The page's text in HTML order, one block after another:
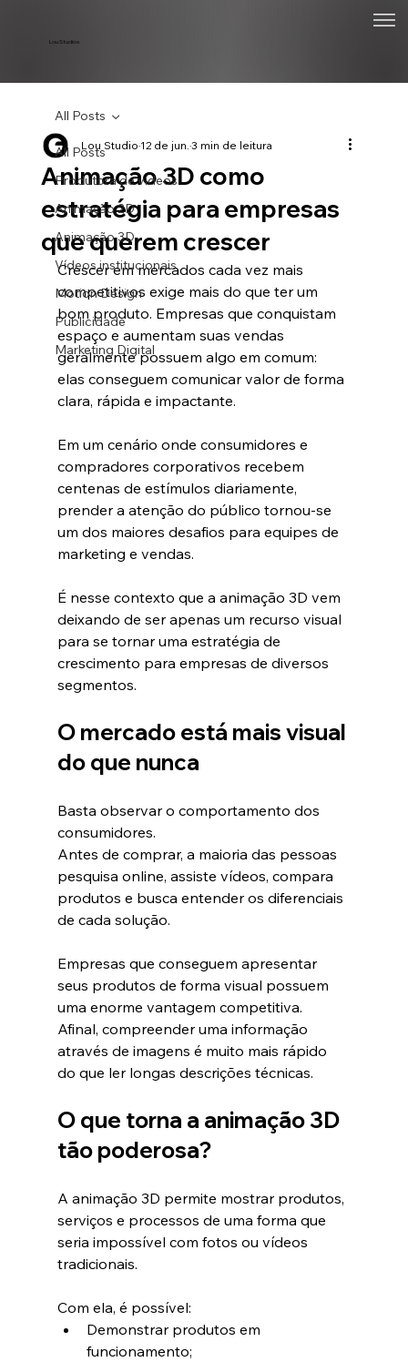
Lou Studios
All Posts
Produtora de vídeos
Animação 2D
Animação 3D
Vídeos institucionais
Motion Design
Publicidade
Marketing Digital
All Posts
Animação 3D como
estratégia para empresas
que querem crescer
Lou Studio12 de jun.3 min de leitura
Crescer em mercados cada vez mais
competitivos exige mais do que ter um
bom produto. Empresas que conquistam
espaço e aumentam suas vendas
geralmente possuem algo em comum:
elas conseguem comunicar valor de forma
clara, rápida e impactante.
Em um cenário onde consumidores e
compradores corporativos recebem
centenas de estímulos diariamente,
prender a atenção do público tornou-se
um dos maiores desafios para equipes de
marketing e vendas.
É nesse contexto que a animação 3D vem
deixando de ser apenas um recurso visual
para se tornar uma estratégia de
crescimento para empresas de diversos
segmentos.
O mercado está mais visual
do que nunca
Basta observar o comportamento dos
consumidores.
Antes de comprar, a maioria das pessoas
pesquisa online, assiste vídeos, compara
produtos e busca entender os diferenciais
de cada solução.
Empresas que conseguem apresentar
seus produtos de forma visual possuem
uma enorme vantagem competitiva.
Afinal, compreender uma informação
através de imagens é muito mais rápido
do que ler longas descrições técnicas.
O que torna a animação 3D
tão poderosa?
A animação 3D permite mostrar produtos,
serviços e processos de uma forma que
seria impossível com fotos ou vídeos
tradicionais.
Com ela, é possível:
Demonstrar produtos em
funcionamento;